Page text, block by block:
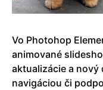
Vo Photohop
animované
aktualizácie a nový
navigáciou či